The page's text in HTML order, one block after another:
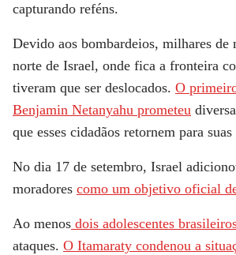
capturando reféns.
Devido aos bombardeios, milhares de
norte de Israel, onde fica a fronteira
tiveram que ser deslocados. O
Benjamin Netanyahu prometeu
que esses cidadãos retornem para suas
No dia 17 de setembro, Israel
moradores como um objetivo oficial
Ao menos dois adolescentes
ataques. O Itamaraty condenou a